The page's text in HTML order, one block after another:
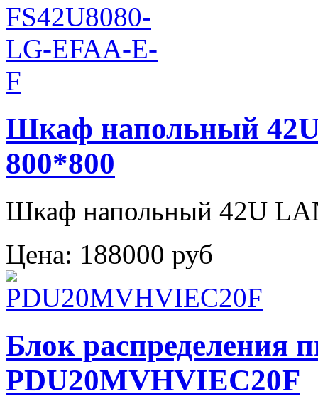
Шкаф напольный
800*800
Шкаф напольный 42U
Цена: 188000 руб
Блок распределения
PDU20MVHVIEC20F